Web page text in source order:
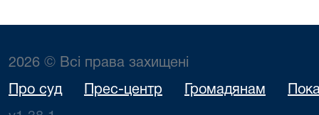
2026 © Всі права захищені
Про суд Прес-центр Громадянам